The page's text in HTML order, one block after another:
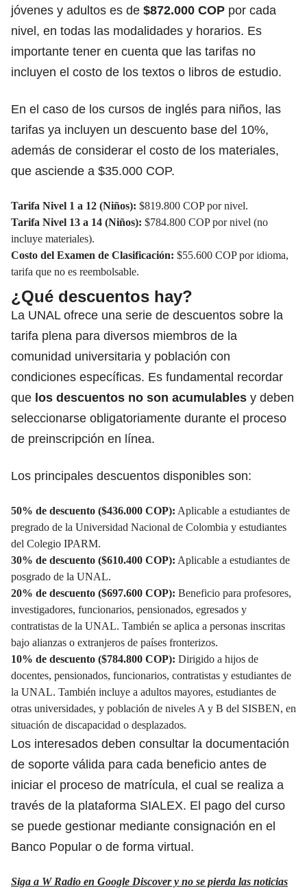
jóvenes y adultos es de $872.000 COP por cada
nivel, en todas las modalidades y horarios. Es
importante tener en cuenta que las tarifas no
incluyen el costo de los textos o libros de estudio.
En el caso de los cursos de inglés para niños, las
tarifas ya incluyen un descuento base del 10%,
además de considerar el costo de los materiales,
que asciende a $35.000 COP.
Tarifa Nivel 1 a 12 (Niños): $819.800 COP por nivel.
Tarifa Nivel 13 a 14 (Niños): $784.800 COP por nivel (no
incluye materiales).
Costo del Examen de Clasificación: $55.600 COP por idioma,
tarifa que no es reembolsable.
¿Qué descuentos hay?
La UNAL ofrece una serie de descuentos sobre la
tarifa plena para diversos miembros de la
comunidad universitaria y población con
condiciones específicas. Es fundamental recordar
que los descuentos no son acumulables y deben
seleccionarse obligatoriamente durante el proceso
de preinscripción en línea.
Los principales descuentos disponibles son:
50% de descuento ($436.000 COP): Aplicable a estudiantes de
pregrado de la Universidad Nacional de Colombia y estudiantes
del Colegio IPARM.
30% de descuento ($610.400 COP): Aplicable a estudiantes de
posgrado de la UNAL.
20% de descuento ($697.600 COP): Beneficio para profesores,
investigadores, funcionarios, pensionados, egresados y
contratistas de la UNAL. También se aplica a personas inscritas
bajo alianzas o extranjeros de países fronterizos.
10% de descuento ($784.800 COP): Dirigido a hijos de
docentes, pensionados, funcionarios, contratistas y estudiantes de
la UNAL. También incluye a adultos mayores, estudiantes de
otras universidades, y población de niveles A y B del SISBEN, en
situación de discapacidad o desplazados.
Los interesados deben consultar la documentación
de soporte válida para cada beneficio antes de
iniciar el proceso de matrícula, el cual se realiza a
través de la plataforma SIALEX. El pago del curso
se puede gestionar mediante consignación en el
Banco Popular o de forma virtual.
Siga a W Radio en Google Discover y no se pierda las noticias